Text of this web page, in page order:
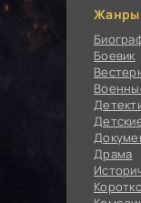
Жанры
Боевик
Драма